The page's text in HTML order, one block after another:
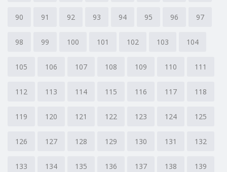
90 91 92 93 94 95 96 97
98 99 100 101 102 103 104
105 106 107 108 109 110 111
112 113 114 115 116 117 118
119 120 121 122 123 124 125
126 127 128 129 130 131 132
133 134 135 136 137 138 139